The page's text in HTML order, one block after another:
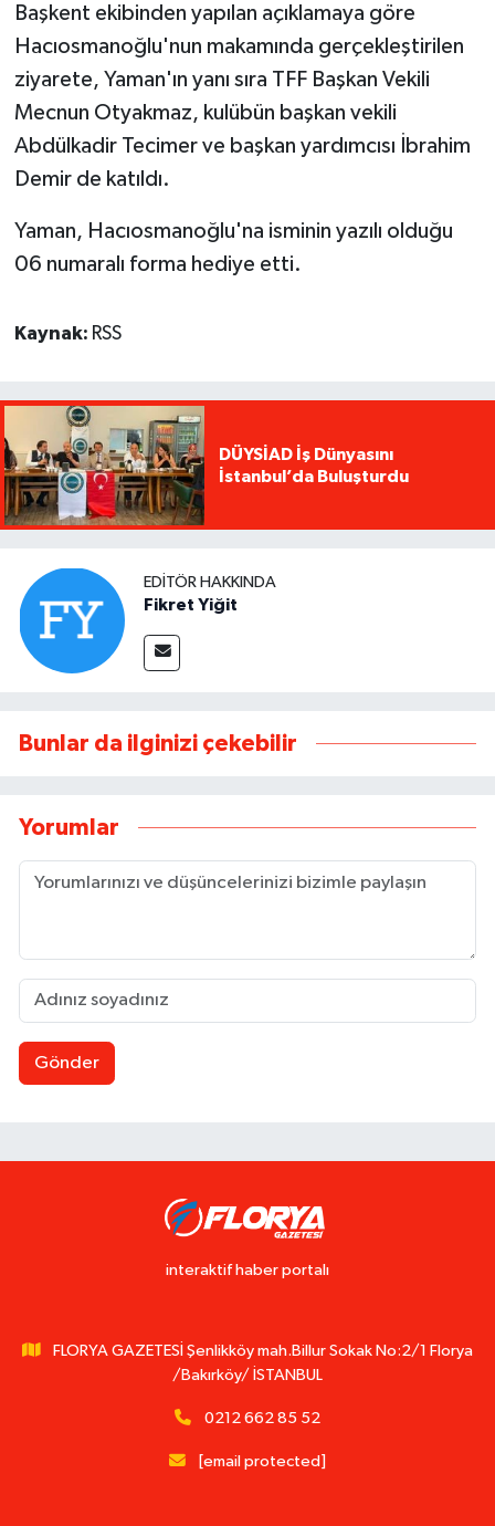
Başkent ekibinden yapılan açıklamaya göre
Hacıosmanoğlu'nun makamında gerçekleştirilen
ziyarete, Yaman'ın yanı sıra TFF Başkan Vekili
Mecnun Otyakmaz, kulübün başkan vekili
Abdülkadir Tecimer ve başkan yardımcısı İbrahim
Demir de katıldı.
Yaman, Hacıosmanoğlu'na isminin yazılı olduğu
06 numaralı forma hediye etti.
Kaynak: RSS
DÜYSİAD İş Dünyasını
İstanbul’da Buluşturdu
EDITÖR HAKKINDA
Fikret Yiğit
Bunlar da ilginizi çekebilir
Yorumlar
Gönder
interaktif haber portalı
FLORYA GAZETESİ Şenlikköy mah.Billur Sokak No:2/1 Florya
/Bakırköy/ İSTANBUL
0212 662 85 52
[email protected]